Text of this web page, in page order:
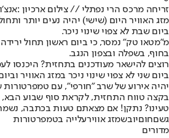
זריחה מרכס הרי נפתלי // צילום ארכיון
מזג האוויר היום (שישי) יהיה נעים יותר
ביום שבת לא צפוי שינוי ניכר.
מ"מטאו טק" נמסר, כי ביום ראשון תחול
בחוף, בשפלה ובצפון הנגב.
רוצים להישאר מעודכנים בתחזית? היכנסו
יהיה אירוע של שרב "חורפי", עם טמפרטורות שקרובות ל-30 מעלות במישור
בקצה טווח התחזית, לקראת סוף שבוע הבא,
טעינו? נתקן! אם מצאתם טעות בכתבה,
גשםחוםיובשמזג אווירעלייה בטמפרטורות
מדורים